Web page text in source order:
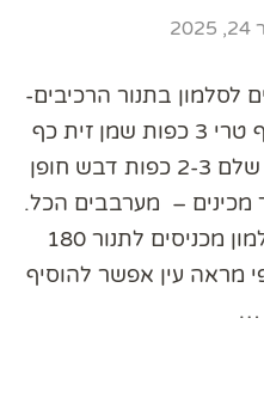
לסלמון בתנור הרכיבים-
פילטים של סלמון 4-5 עדיף טרי 3 כפות שמן זית כף
חרדל גרגירים לסחוט לימון שלם 2-3 כפות דבש חופן
מכינים – מערבבים הכל.
מורחים מעל חתיכות הסלמון מכניסים לתנור 180
שעה /40 דק לפי מראה עין אפשר להוסיף
…